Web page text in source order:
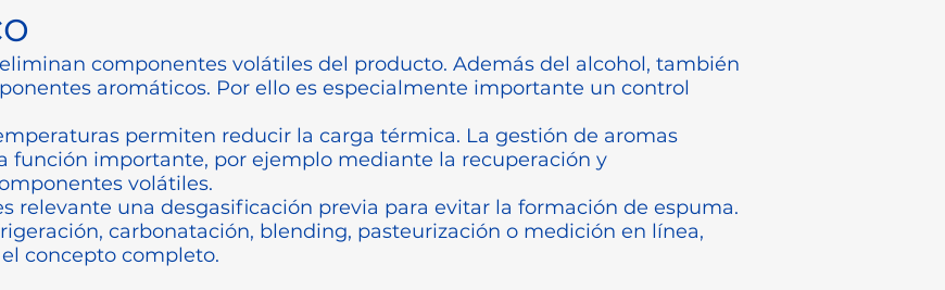
componentes volátiles del producto. Además del alcohol, también
aromáticos. Por ello es especialmente importante un control
permiten reducir la carga térmica. La gestión de aromas
función importante, por ejemplo mediante la recuperación y
volátiles.
relevante una desgasificación previa para evitar la formación de espuma.
carbonatación, blending, pasteurización o medición en línea,
concepto completo.